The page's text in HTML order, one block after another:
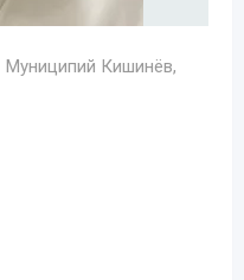
Муниципий Кишинёв,